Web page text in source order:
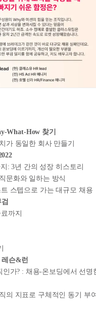
What-How 찾기
가 동일한 회사 만들기
: 3년 간의 성장 히스토리
문화와 일하는 방식
스텝으로 가는 대규모 채용
까지
레슨&런
가? : 채용-온보딩에서 선명
의 지표로 구체적인 동기 부